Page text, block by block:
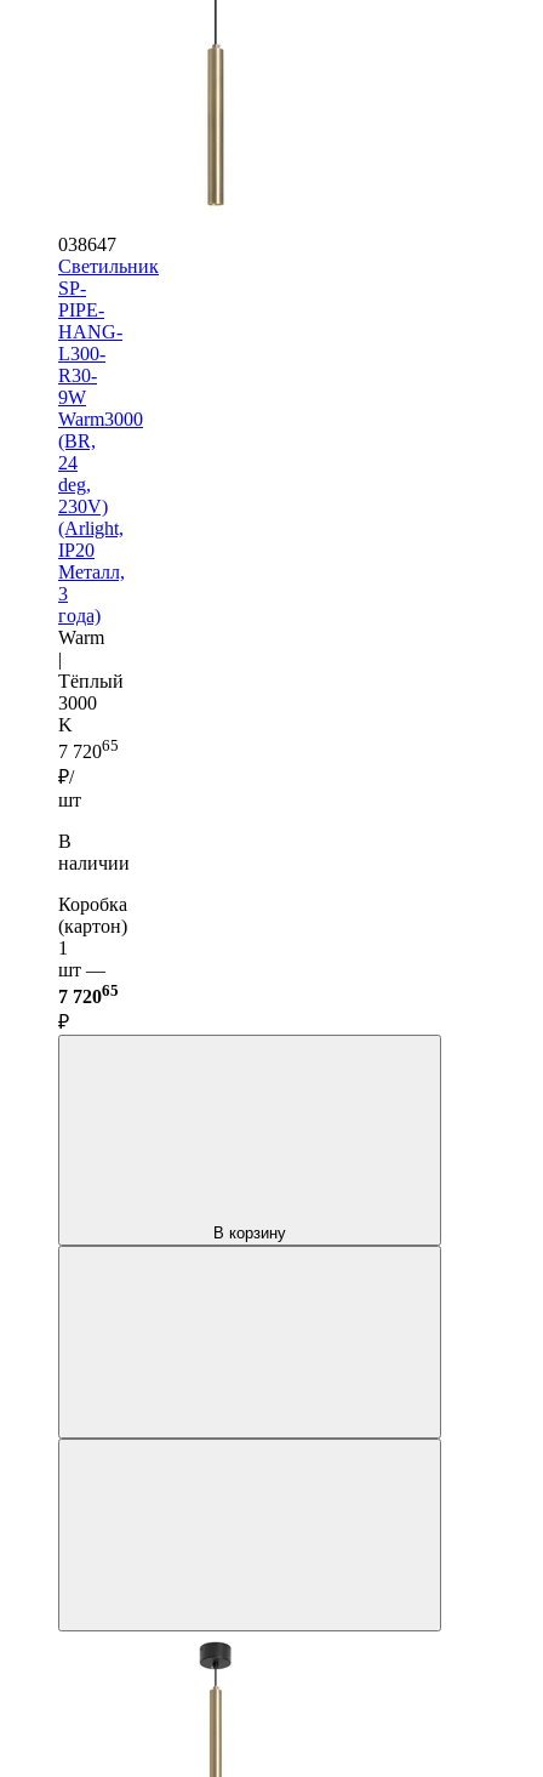
038647
Светильник
SP-
PIPE-
HANG-
L300-
R30-
9W
Warm3000
(BR,
24
deg,
230V)
(Arlight,
IP20
Металл,
3
года)
Warm
|
Тёплый
3000
K
7 72065
₽/
шт
В
наличии
Коробка
(картон)
1
шт —
7 72065
₽
В корзину